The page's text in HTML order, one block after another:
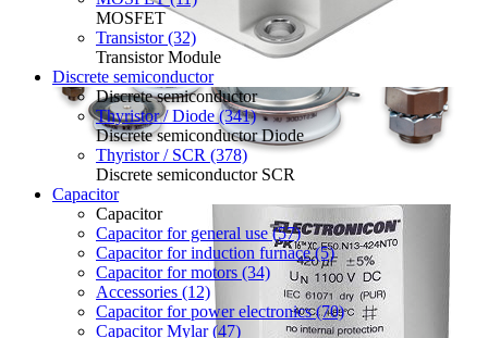
MOSFET
Transistor (32)
Transistor Module
Discrete semiconductor
Discrete semiconductor
Thyristor / Diode (341)
Discrete semiconductor Diode
Thyristor / SCR (378)
Discrete semiconductor SCR
Capacitor
Capacitor
Capacitor for general use (57)
Capacitor for induction furnace (5)
Capacitor for motors (34)
Accessories (12)
Capacitor for power electronics (70)
Capacitor Mylar (47)